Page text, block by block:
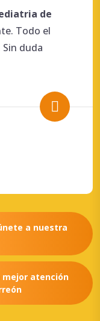
de
Todo el
duda
a nuestra
mejor atención